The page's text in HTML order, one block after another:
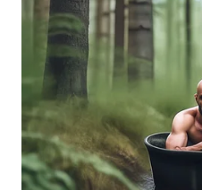
WN
LANGKAT
TAPANULI
SELATAN
WN
TANJUNG